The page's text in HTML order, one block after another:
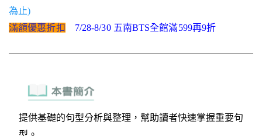
為止)
滿額優惠折扣
7/28-8/30 五南BTS全館滿599再9折